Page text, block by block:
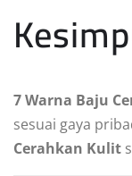
7 Warna Baju
sesuai gaya
Cerahkan Kulit